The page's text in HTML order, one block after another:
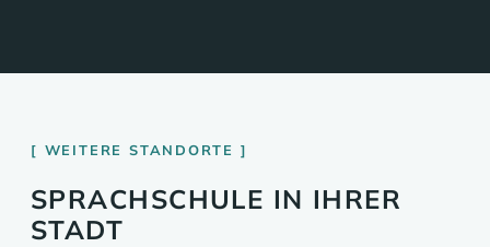
WEITERE STANDORTE
SPRACHSCHULE IN IHRER
STADT